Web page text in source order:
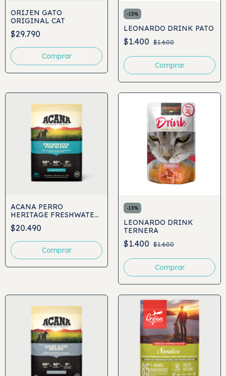
ORIJEN GATO
ORIGINAL CAT
$29.790
Comprar
-13%
LEONARDO DRINK PATO
$1.400 $1.600
ACANA PERRO
HERITAGE FRESHWATER
FISH BLEND
$20.490
Comprar
-13%
LEONARDO DRINK
TERNERA
$1.400 $1.600